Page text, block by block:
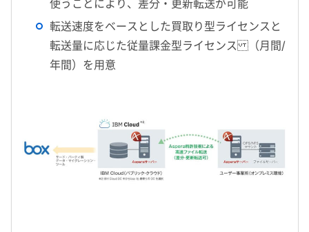
使うことにより、差分・更新転送が可能
転送速度をベースとした買取り型ライセンスと
転送量に応じた従量課金型ライセンス （月間/
年間）を用意